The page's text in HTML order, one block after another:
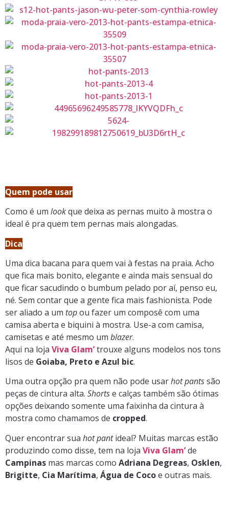
Quem pode usar
Como é um lookque deixa as pernas muito à mostra o
ideal é pra quem tem pernas mais alongadas.
Dica
Uma dica bacana para quem vai à festas na praia. Acho
que fica mais bonito, elegante e ainda mais sensual do
que ficar sacudindo o bumbum pelado por aí, penso eu,
né. Sem contar que a gente fica mais fashionista. Pode
ser aliado a um topou fazer um composê com uma
camisa aberta e biquini à mostra. Use-a com camisa,
camisetas e até mesmo um blazer.
Aqui na loja Viva Glam’trouxe alguns modelos nos tons
lisos de Goiaba, Preto e Azul bic.
Uma outra opção pra quem não pode usarhot pantssão
peças de cintura alta. Shortse calças também são ótimas
opções deixando somente uma faixinha da cintura à
mostra como chamamos de cropped.
Quer encontrar sua hot pantideal? Muitas marcas estão
produzindo como disse, tem na loja Viva Glam’de
Campinas mas marcas como Adriana Degreas, Osklen,
Brigitte, Cia Marítima, Água de Cocoe outras mais.